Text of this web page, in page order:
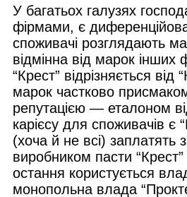
У багатьох галузях
фірмами, є
споживачі розглядають
відмінна від марок
“Крест” відрізняється
марок частково
репутацією — еталоном
карієсу для споживачів є
(хоча й не всі) заплатять
виробником пасти
остання користується
монопольна влада